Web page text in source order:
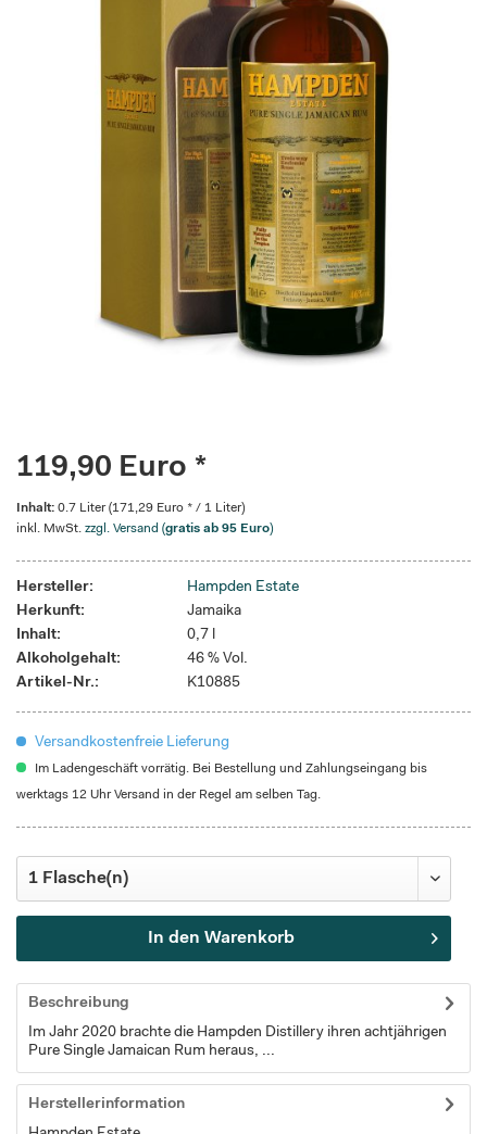
119,90 Euro *
Inhalt: 0.7 Liter (171,29 Euro * / 1 Liter)
inkl. MwSt. zzgl. Versand (gratis ab 95 Euro)
Hersteller:
Hampden Estate
Herkunft:
Jamaika
Inhalt:
0,7 l
Alkoholgehalt:
46 % Vol.
Artikel-Nr.:
K10885
Versandkostenfreie Lieferung
Im Ladengeschäft vorrätig. Bei Bestellung und Zahlungseingang bis
werktags 12 Uhr Versand in der Regel am selben Tag.
In den Warenkorb
Beschreibung
Im Jahr 2020 brachte die Hampden Distillery ihren achtjährigen
Pure Single Jamaican Rum heraus, ...
Herstellerinformation